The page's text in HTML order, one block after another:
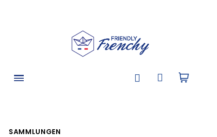
SAMMLUNGEN